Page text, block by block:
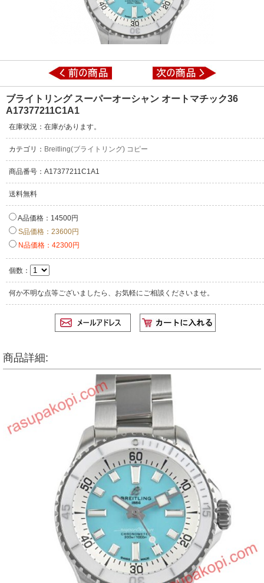
ブライトリング スーパーオーシャン オートマチック36
A17377211C1A1
在庫状況：在庫があります。
カテゴリ： Breitling(ブライトリング) コピー
商品番号：A17377211C1A1
送料無料
A品価格：14500円
S品価格：23600円
N品価格：42300円
個数：
何か不明な点等ございましたら、お気軽にご相談くださいませ。
商品詳細: